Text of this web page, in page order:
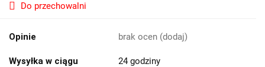
Do przechowalni
Opinie brak ocen (dodaj)
Wysyłka w ciągu 24 godziny